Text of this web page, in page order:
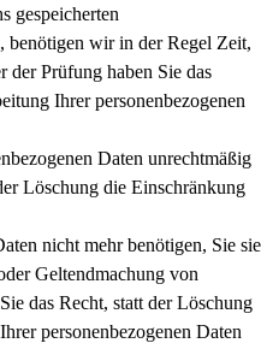
gespeicherten
benötigen wir in der Regel Zeit,
der Prüfung haben Sie das
Ihrer personenbezogenen
Daten unrechtmäßig
Löschung die Einschränkung
nicht mehr benötigen, Sie sie
Geltendmachung von
das Recht, statt der Löschung
personenbezogenen Daten